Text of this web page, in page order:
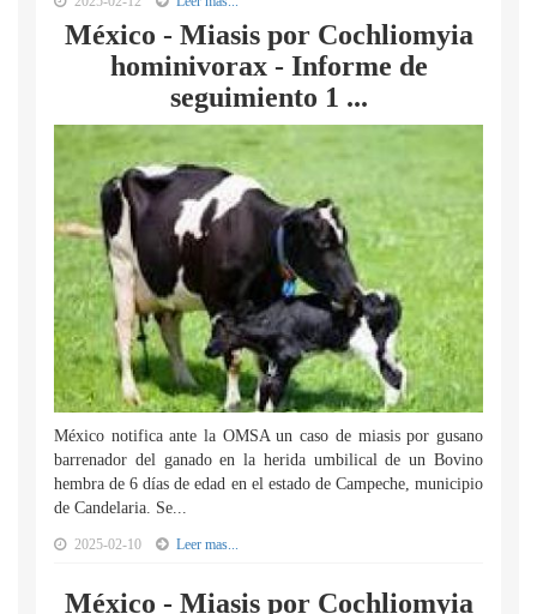
México - Miasis por Cochliomyia
hominivorax - Informe de
seguimiento 1 ...
México notifica ante la OMSA un caso de miasis por gusano
barrenador del ganado en la herida umbilical de un Bovino
hembra de 6 días de edad en el estado de Campeche, municipio
de Candelaria. Se...
2025-02-10 Leer mas...
México - Miasis por Cochliomyia